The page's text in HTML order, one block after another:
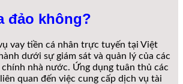
đảo không?
vay tiền cá nhân trực tuyến tại Việt
dưới sự giám sát và quản lý của các
nhà nước. Ứng dụng tuân thủ các
quan đến việc cung cấp dịch vụ tài